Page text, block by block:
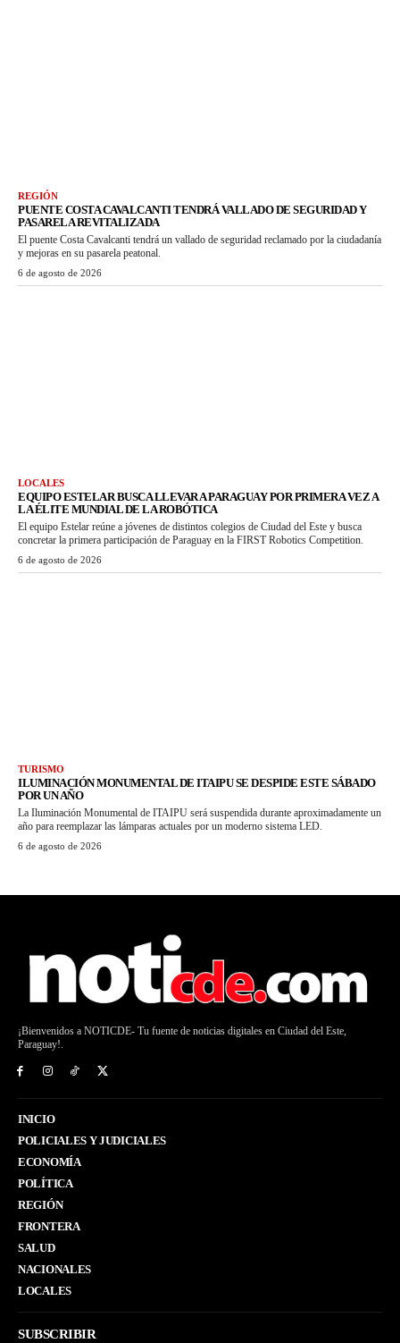
REGIÓN
PUENTE COSTA CAVALCANTI TENDRÁ VALLADO DE SEGURIDAD Y
PASARELA REVITALIZADA
El puente Costa Cavalcanti tendrá un vallado de seguridad reclamado por la ciudadanía
y mejoras en su pasarela peatonal.
6 de agosto de 2026
LOCALES
EQUIPO ESTELAR BUSCA LLEVAR A PARAGUAY POR PRIMERA VEZ A
LA ÉLITE MUNDIAL DE LA ROBÓTICA
El equipo Estelar reúne a jóvenes de distintos colegios de Ciudad del Este y busca
concretar la primera participación de Paraguay en la FIRST Robotics Competition.
6 de agosto de 2026
TURISMO
ILUMINACIÓN MONUMENTAL DE ITAIPU SE DESPIDE ESTE SÁBADO
POR UN AÑO
La Iluminación Monumental de ITAIPU será suspendida durante aproximadamente un
año para reemplazar las lámparas actuales por un moderno sistema LED.
6 de agosto de 2026
¡Bienvenidos a NOTICDE- Tu fuente de noticias digitales en Ciudad del Este,
Paraguay!.
INICIO
POLICIALES Y JUDICIALES
ECONOMÍA
POLÍTICA
REGIÓN
FRONTERA
SALUD
NACIONALES
LOCALES
SUBSCRIBIR